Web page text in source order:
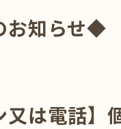
お知らせ◆
又は電話】